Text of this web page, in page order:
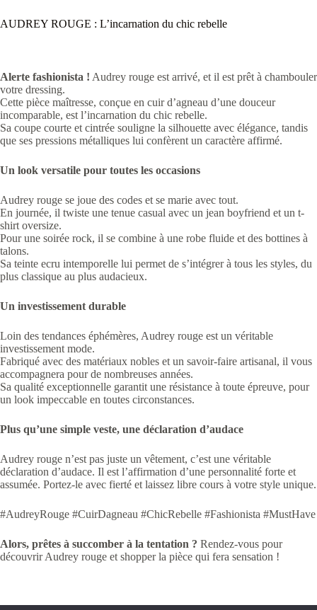
AUDREY ROUGE : L’incarnation du chic rebelle
Alerte fashionista ! Audrey rouge est arrivé, et il est prêt à chambouler
votre dressing.
Cette pièce maîtresse, conçue en cuir d’agneau d’une douceur
incomparable, est l’incarnation du chic rebelle.
Sa coupe courte et cintrée souligne la silhouette avec élégance, tandis
que ses pressions métalliques lui confèrent un caractère affirmé.
Un look versatile pour toutes les occasions
Audrey rouge se joue des codes et se marie avec tout.
En journée, il twiste une tenue casual avec un jean boyfriend et un t-
shirt oversize.
Pour une soirée rock, il se combine à une robe fluide et des bottines à
talons.
Sa teinte ecru intemporelle lui permet de s’intégrer à tous les styles, du
plus classique au plus audacieux.
Un investissement durable
Loin des tendances éphémères, Audrey rouge est un véritable
investissement mode.
Fabriqué avec des matériaux nobles et un savoir-faire artisanal, il vous
accompagnera pour de nombreuses années.
Sa qualité exceptionnelle garantit une résistance à toute épreuve, pour
un look impeccable en toutes circonstances.
Plus qu’une simple veste, une déclaration d’audace
Audrey rouge n’est pas juste un vêtement, c’est une véritable
déclaration d’audace. Il est l’affirmation d’une personnalité forte et
assumée. Portez-le avec fierté et laissez libre cours à votre style unique.
#AudreyRouge #CuirDagneau #ChicRebelle #Fashionista #MustHave
Alors, prêtes à succomber à la tentation ? Rendez-vous pour
découvrir Audrey rouge et shopper la pièce qui fera sensation !